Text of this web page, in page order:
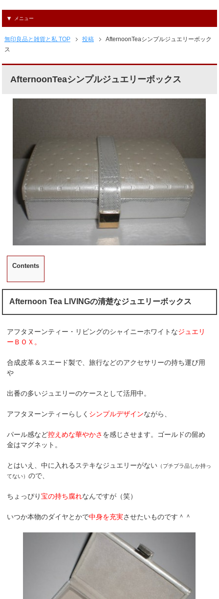
メニュー
無印良品と雑貨と私 TOP 投稿
AfternoonTeaシンプルジュエリーボック
ス
AfternoonTeaシンプルジュエリーボックス
Contents
Afternoon Tea LIVINGの清楚なジュエリーボックス
アフタヌーンティー・リビングのシャイニーホワイトなジュエリ
ーＢＯＸ。
合成皮革＆スエード製で、旅行などのアクセサリーの持ち運び用
や
出番の多いジュエリーのケースとして活用中。
アフタヌーンティーらしく シンプルデザインながら、
パール感など控えめな華やかさ を感じさせます。ゴールドの留め
金はマグネット。
とはいえ、中に入れるステキなジュエリーがない （プチプラ品しか持っ
てない）ので、
ちょっぴり宝の持ち腐れなんですが（笑）
いつか本物のダイヤとかで中身を充実させたいものです＾＾